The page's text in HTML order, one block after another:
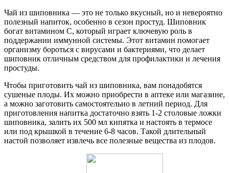
Чай из шиповника — это не только вкусный, но и невероятно
полезный напиток, особенно в сезон простуд. Шиповник
богат витамином C, который играет ключевую роль в
поддержании иммунной системы. Этот витамин помогает
организму бороться с вирусами и бактериями, что делает
шиповник отличным средством для профилактики и лечения
простуды.
Чтобы приготовить чай из шиповника, вам понадобятся
сушеные плоды. Их можно приобрести в аптеке или магазине,
а можно заготовить самостоятельно в летний период. Для
приготовления напитка достаточно взять 1-2 столовые ложки
шиповника, залить их 500 мл кипятка и настоять в термосе
или под крышкой в течение 6-8 часов. Такой длительный
настой позволяет извлечь все полезные вещества из плодов.